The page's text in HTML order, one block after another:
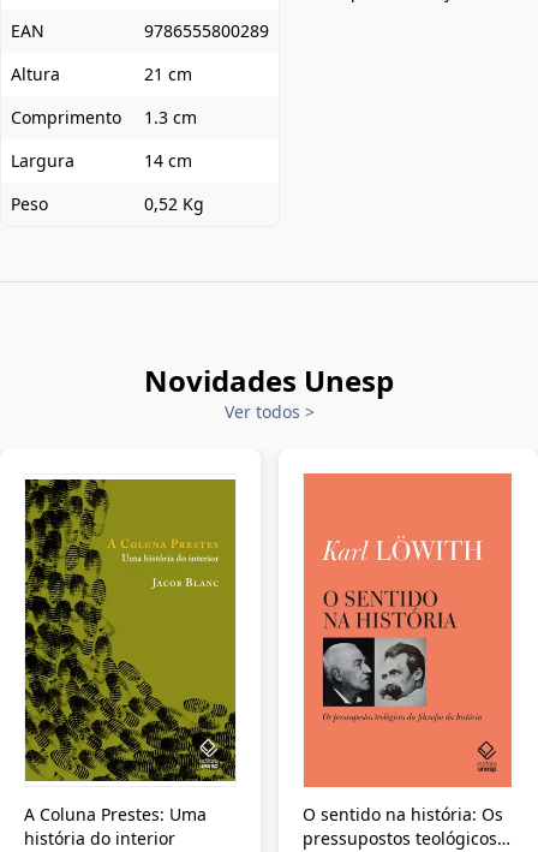
EAN
9786555800289
Altura
21 cm
Comprimento
1.3 cm
Largura
14 cm
Peso
0,52 Kg
Novidades Unesp
Ver todos >
A Coluna Prestes: Uma
história do interior
O sentido na história: Os
pressupostos teológicos